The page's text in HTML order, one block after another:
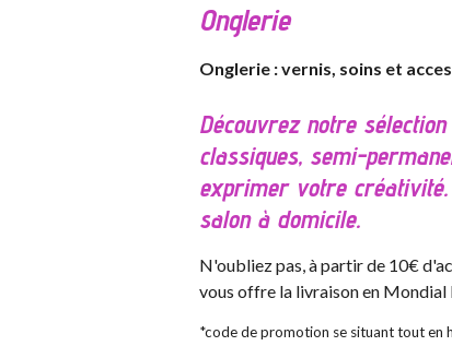
Onglerie
Onglerie : vernis, soins et
Découvrez notre
classiques, semi-
exprimer votre créativité.
salon à domicile.
N'oubliez pas, à partir de 10€
vous offre la livraison en Mondial
*code de promotion se situant tout en